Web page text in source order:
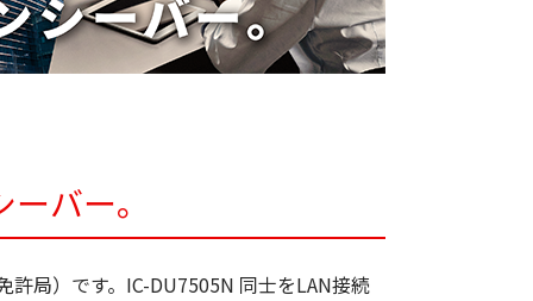
バー。
局）です。IC-DU7505N 同士をLAN接続